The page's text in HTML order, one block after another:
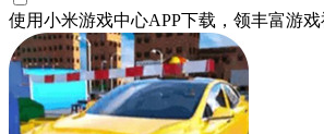
使用小米游戏中心APP下载 ，领丰富游戏